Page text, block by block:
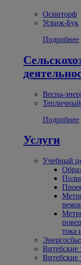
Осинторф
Усвиж-Бук
Подробнее
Весна-
Тепличный
Подробнее
Услуги
Учебный
тока
Витебские
Витебские